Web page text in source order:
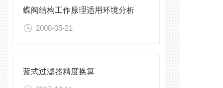
蝶阀结构工作原理适用环境分析
2008-05-21
蓝式过滤器精度换算